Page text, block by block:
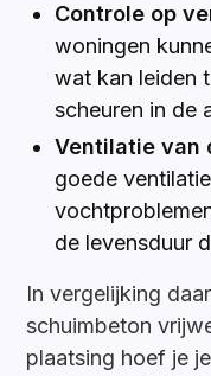
Controle op
woningen
wat kan leiden
scheuren in de
Ventilatie van
goede
de levensduur
In vergelijking
schuimbeton
plaatsing hoef je